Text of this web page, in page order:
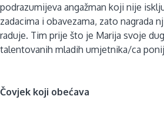
podrazumijeva angažman koji nije
zadacima i obavezama, zato nagrada
raduje. Tim prije što je Marija svoje
talentovanih mladih umjetnika/ca
Čovjek koji obećava